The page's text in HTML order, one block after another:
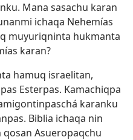
Mana sasachu karan
ichaqa Nehemías
muyuriqninta hukmanta
karan?
hamuq israelitan,
Esterpas. Kamachiqpa
karanku
Biblia ichaqa nin
qosan Asueropaqchu